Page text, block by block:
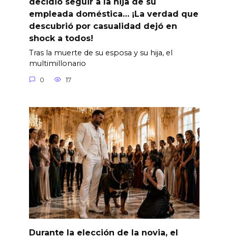
empleada doméstica… ¡La verdad que
descubrió por casualidad dejó en
shock a todos!
Tras la muerte de su esposa y su hija, el
multimillonario
0 17
Durante la elección de la novia, el